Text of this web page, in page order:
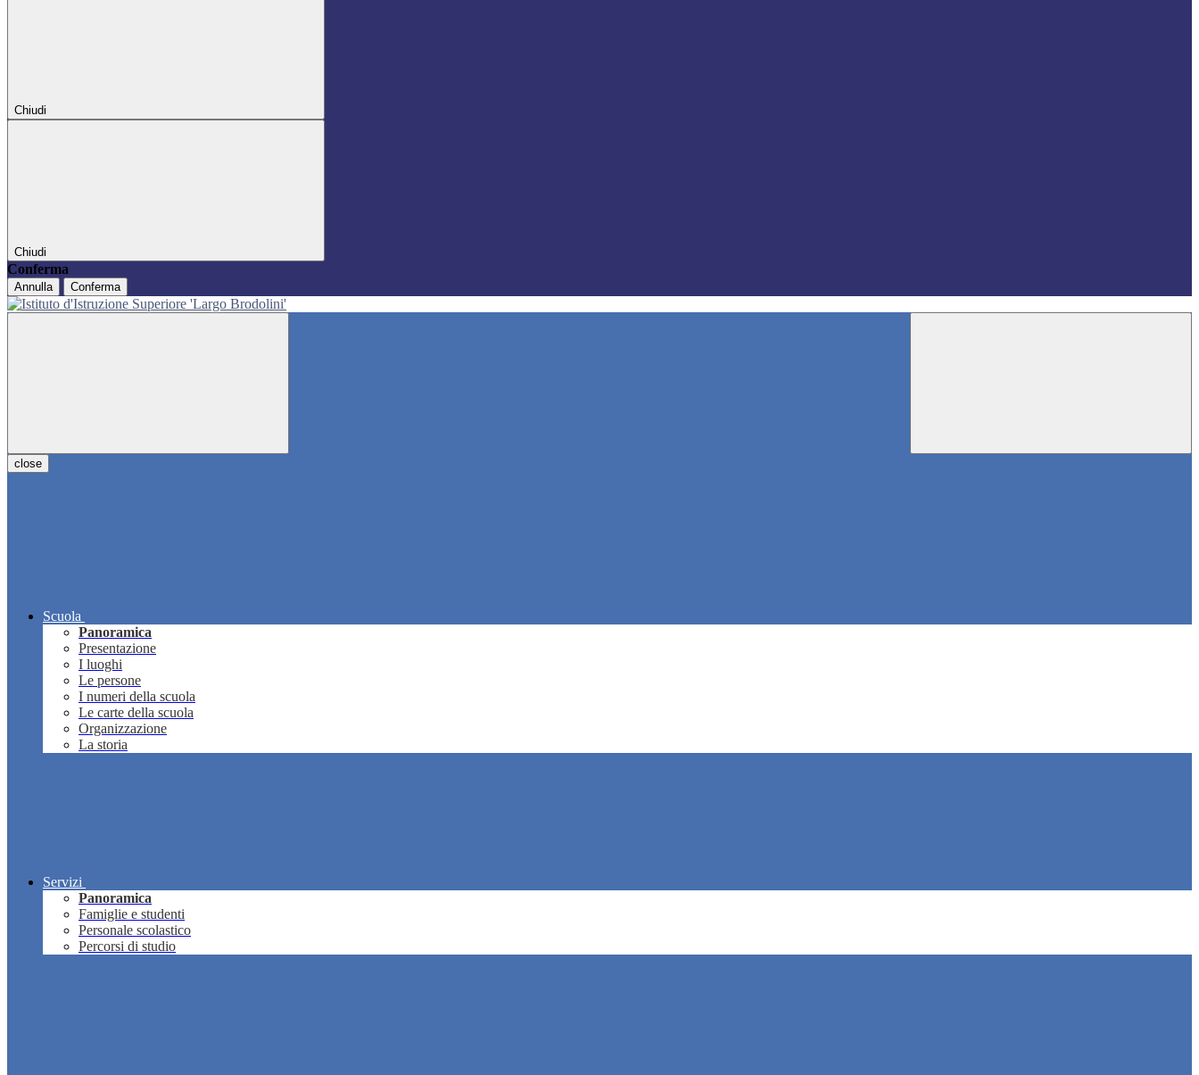
Chiudi
Chiudi
Conferma
Annulla Conferma
close
Scuola
Panoramica
Presentazione
I luoghi
Le persone
I numeri della scuola
Le carte della scuola
Organizzazione
La storia
Servizi
Panoramica
Famiglie e studenti
Personale scolastico
Percorsi di studio